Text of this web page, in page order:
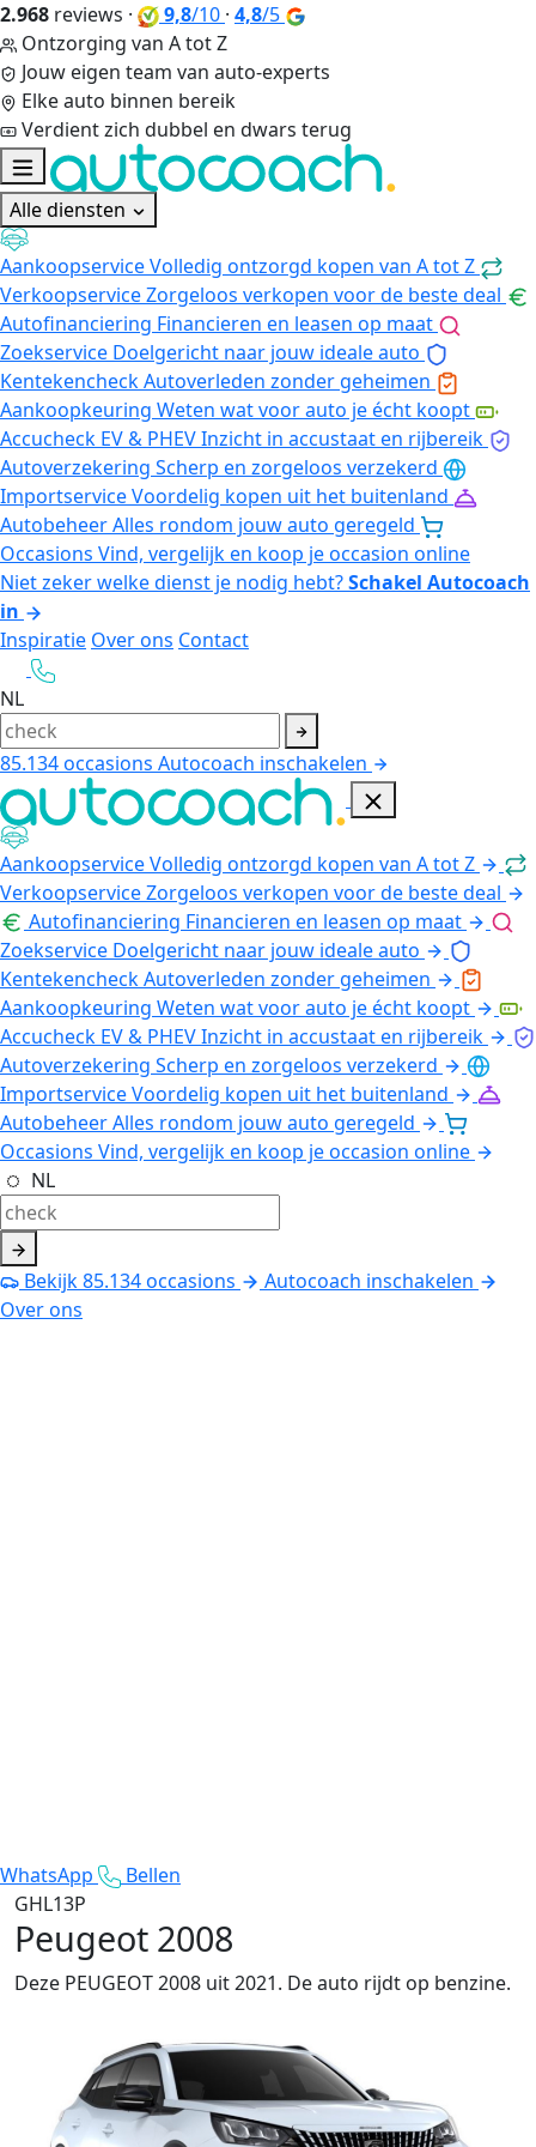
2.968 reviews · 9,8/10 · 4,8/5
Ontzorging van A tot Z
Jouw eigen team van auto-experts
Elke auto binnen bereik
Verdient zich dubbel en dwars terug
Alle diensten
AankoopserviceVolledig ontzorgd kopen van A tot Z
VerkoopserviceZorgeloos verkopen voor de beste deal
Autofinanciering Financieren en leasen op maat
Zoekservice Doelgericht naar jouw ideale auto
KentekencheckAutoverleden zonder geheimen
Aankoopkeuring Weten wat voor auto je écht koopt
Accucheck EV & PHEVInzicht in accustaat en rijbereik
Autoverzekering Scherp en zorgeloos verzekerd
ImportserviceVoordelig kopen uit het buitenland
AutobeheerAlles rondom jouw auto geregeld
Occasions Vind, vergelijk en koop je occasion online
Niet zeker welke dienst je nodig hebt?Schakel Autocoach
in
Inspiratie Over ons Contact
NL
85.134occasions Autocoach inschakelen
AankoopserviceVolledig ontzorgd kopen van A tot Z
VerkoopserviceZorgeloos verkopen voor de beste deal
Autofinanciering Financieren en leasen op maat
Zoekservice Doelgericht naar jouw ideale auto
KentekencheckAutoverleden zonder geheimen
Aankoopkeuring Weten wat voor auto je écht koopt
Accucheck EV & PHEVInzicht in accustaat en rijbereik
Autoverzekering Scherp en zorgeloos verzekerd
ImportserviceVoordelig kopen uit het buitenland
AutobeheerAlles rondom jouw auto geregeld
Occasions Vind, vergelijk en koop je occasion online
NL
Bekijk85.134occasions
Autocoach inschakelen
Over ons
WhatsApp
Bellen
GHL13P
Peugeot 2008
Deze PEUGEOT 2008 uit 2021. De auto rijdt op benzine.